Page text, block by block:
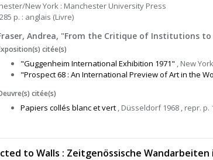
New York : Manchester University Press
p. : anglais (Livre)
Andrea, "From the Critique of Institutions
citée(s)
"Guggenheim International Exhibition 1971" , New
"Prospect 68 : An International Preview of Art in the
citée(s)
Papiers collés blanc et vert , Düsseldorf 1968 , repr. p.
to Walls : Zeitgenössische